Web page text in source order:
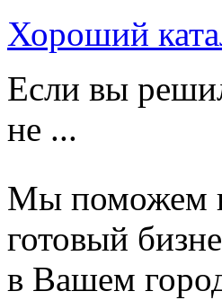
Хороший
Если вы
не ...
Мы поможем
готовый
в Вашем